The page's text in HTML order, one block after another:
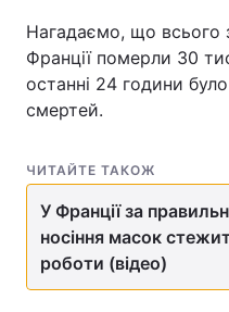
Тема оформлення
Нагадаємо, що всього
Франції померли 30
останні 24 години
смертей.
ЧИТАЙТЕ ТАКОЖ
У Франції за
носіння масок
роботи (відео)